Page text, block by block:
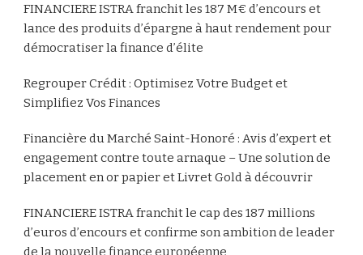
FINANCIERE ISTRA franchit les 187 M€ d’encours et
lance des produits d’épargne à haut rendement pour
démocratiser la finance d’élite
Regrouper Crédit : Optimisez Votre Budget et
Simplifiez Vos Finances
Financière du Marché Saint-Honoré : Avis d’expert et
engagement contre toute arnaque – Une solution de
placement en or papier et Livret Gold à découvrir
FINANCIERE ISTRA franchit le cap des 187 millions
d’euros d’encours et confirme son ambition de leader
de la nouvelle finance européenne